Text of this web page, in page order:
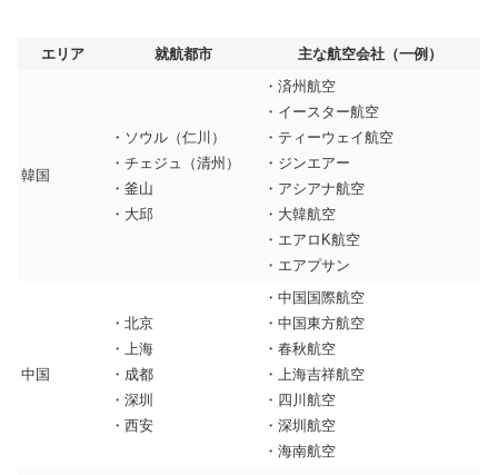
エリア 就航都市 主な航空会社（一例）
韓国
・ソウル（仁川）
・チェジュ（清州）
・釜山
・大邱
・済州航空
・イースター航空
・ティーウェイ航空
・ジンエアー
・アシアナ航空
・大韓航空
・エアロK航空
・エアプサン
中国
・北京
・上海
・成都
・深圳
・西安
・中国国際航空
・中国東方航空
・春秋航空
・上海吉祥航空
・四川航空
・深圳航空
・海南航空